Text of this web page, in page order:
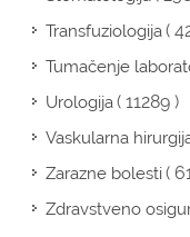
Transfuziologija(
Tumačenje
Urologija( 11289 )
Vaskularna
Zarazne bolesti(
Zdravstveno